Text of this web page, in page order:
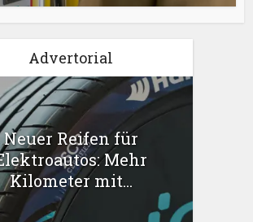
Advertorial
Neuer Reifen für
Mehr
Kilometer mit...